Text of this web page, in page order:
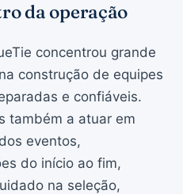
da operação
concentrou grande
construção de equipes
e confiáveis.
também a atuar em
eventos,
do início ao fim,
na seleção,